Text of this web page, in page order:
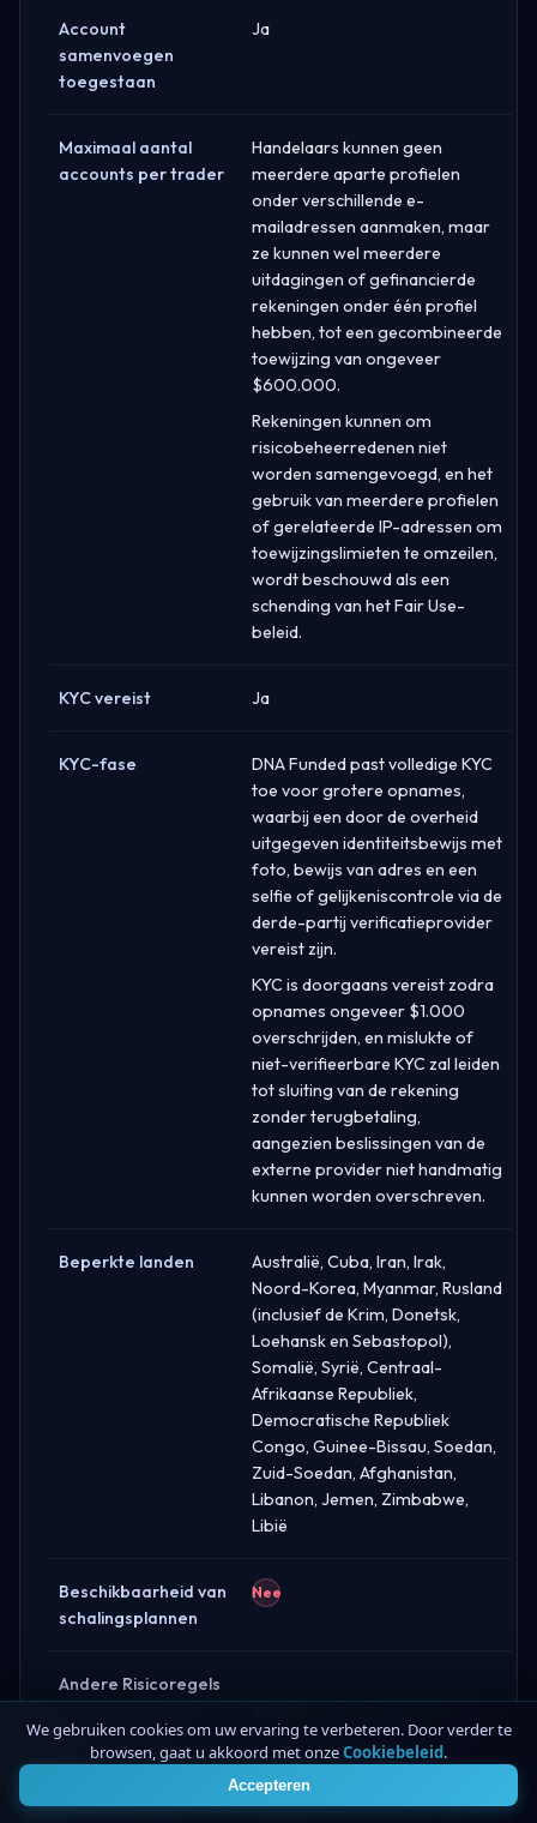
Account
samenvoegen
toegestaan
Ja
Maximaal aantal
accounts per trader
Handelaars kunnen geen
meerdere aparte profielen
onder verschillende e-
mailadressen aanmaken, maar
ze kunnen wel meerdere
uitdagingen of gefinancierde
rekeningen onder één profiel
hebben, tot een gecombineerde
toewijzing van ongeveer
$600.000.
Rekeningen kunnen om
risicobeheerredenen niet
worden samengevoegd, en het
gebruik van meerdere profielen
of gerelateerde IP-adressen om
toewijzingslimieten te omzeilen,
wordt beschouwd als een
schending van het Fair Use-
beleid.
KYC vereist Ja
KYC-fase
DNA Funded past volledige KYC
toe voor grotere opnames,
waarbij een door de overheid
uitgegeven identiteitsbewijs met
foto, bewijs van adres en een
selfie of gelijkeniscontrole via de
derde-partij verificatieprovider
vereist zijn.
KYC is doorgaans vereist zodra
opnames ongeveer $1.000
overschrijden, en mislukte of
niet-verifieerbare KYC zal leiden
tot sluiting van de rekening
zonder terugbetaling,
aangezien beslissingen van de
externe provider niet handmatig
kunnen worden overschreven.
Beperkte landen
Australië, Cuba, Iran, Irak,
Noord-Korea, Myanmar, Rusland
(inclusief de Krim, Donetsk,
Loehansk en Sebastopol),
Somalië, Syrië, Centraal-
Afrikaanse Republiek,
Democratische Republiek
Congo, Guinee-Bissau, Soedan,
Zuid-Soedan, Afghanistan,
Libanon, Jemen, Zimbabwe,
Libië
Beschikbaarheid van
schalingsplannen
Nee
Andere Risicoregels
DNA Funded vereist dat
handelaren actief blijven door
minstens één transactie elke 30
We gebruiken cookies om uw ervaring te verbeteren. Door verder te
browsen, gaat u akkoord met onzeCookiebeleid.
Accepteren